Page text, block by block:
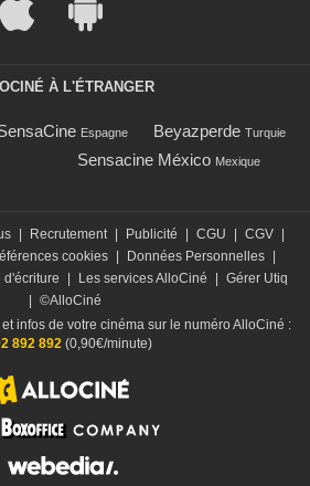
À L'ÉTRANGER
Espagne Beyazperde Turquie
Sensacine México Mexique
Recrutement Publicité CGU CGV
cookies Données Personnelles
d'écriture Les services AlloCiné
Gérer Utiq
©AlloCiné
infos de votre cinéma sur le numéro AlloCiné :
892 892(0,90€/minute)